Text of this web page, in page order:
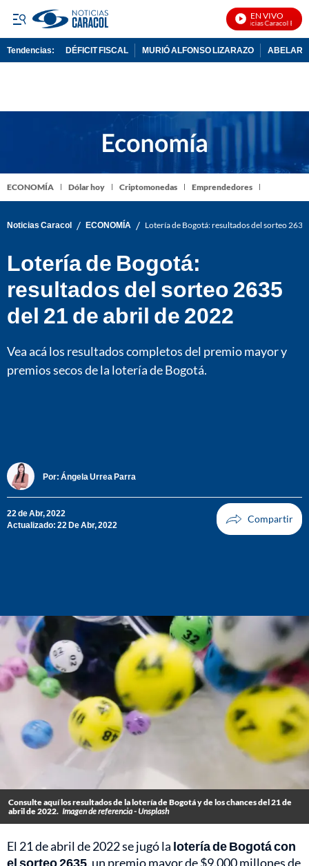
EN VIVO
Noticias Caracol En Vivo
Tendencias: DÉFICIT FISCAL MURIÓ ALFONSO LIZARAZO
ECONOMÍA Dólar hoy Criptomonedas Emprendedores
Noticias Caracol / ECONOMÍA / Lotería de Bogotá: resultados del sorteo
Lotería de Bogotá:
resultados del sorteo 2635
del 21 de abril de 2022
Vea acá los resultados completos del premio mayor y
premios secos de la lotería de Bogotá.
Por: Ángela Urrea Parra
22 de Abr, 2022
Actualizado: 22 De Abr, 2022
Consulte aquí los resultados de la lotería de Bogotá y de los chances del 21 de
abril de 2022. Imagen de referencia - Unsplash
El 21 de abril de 2022 se jugó la lotería de Bogotá con
el sorteo 2635, un premio mayor de $9.000 millones de